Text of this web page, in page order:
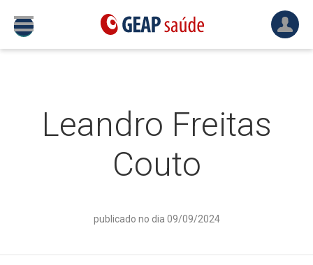
Leandro Freitas
Couto
publicado no dia 09/09/2024